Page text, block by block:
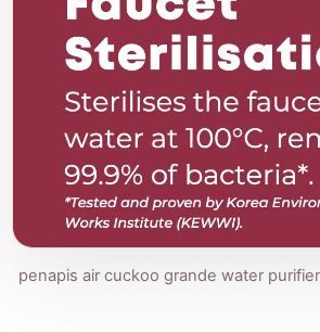
penapis air cuckoo grande water